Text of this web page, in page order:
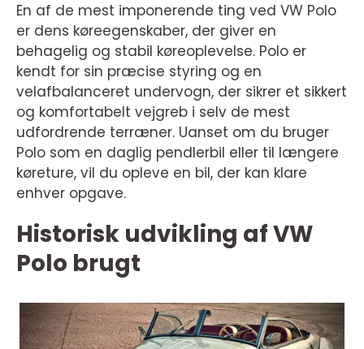
En af de mest imponerende ting ved VW Polo
er dens køreegenskaber, der giver en
behagelig og stabil køreoplevelse. Polo er
kendt for sin præcise styring og en
velafbalanceret undervogn, der sikrer et sikkert
og komfortabelt vejgreb i selv de mest
udfordrende terræner. Uanset om du bruger
Polo som en daglig pendlerbil eller til længere
køreture, vil du opleve en bil, der kan klare
enhver opgave.
Historisk udvikling af VW
Polo brugt